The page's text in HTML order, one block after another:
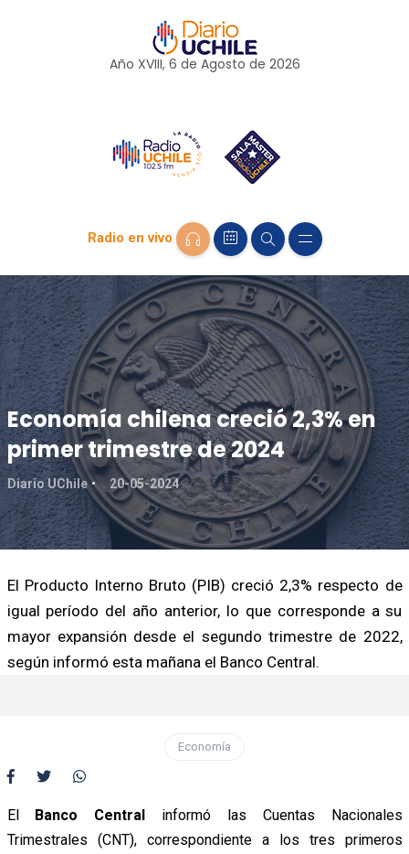
Año XVIII, 6 de Agosto de 2026
Radio en vivo
Economía chilena creció 2,3% en
primer trimestre de 2024
Diario UChile 20-05-2024
El Producto Interno Bruto (PIB) creció 2,3% respecto de
igual período del año anterior, lo que corresponde a su
mayor expansión desde el segundo trimestre de 2022,
según informó esta mañana el Banco Central.
Economía
El Banco Central informó las Cuentas Nacionales
Trimestrales (CNT), correspondiente a los tres primeros